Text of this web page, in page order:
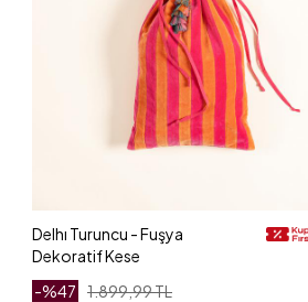
Delhı Turuncu - Fuşya
Dekoratif Kese
-%47 1.899,99 TL